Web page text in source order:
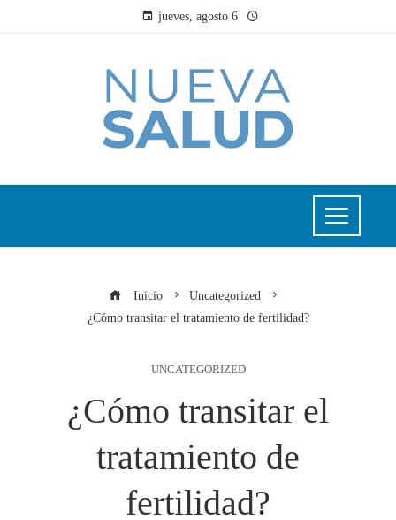
jueves, agosto 6
Inicio
Uncategorized
¿Cómo transitar el tratamiento de fertilidad?
UNCATEGORIZED
¿Cómo transitar el
tratamiento de
fertilidad?